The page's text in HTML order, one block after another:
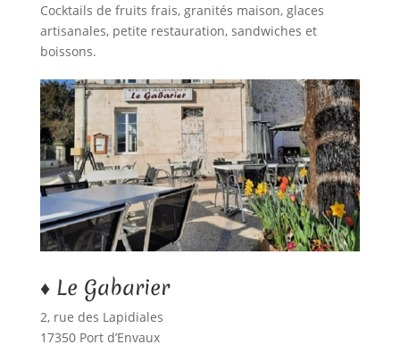
Cocktails de fruits frais, granités maison, glaces
artisanales, petite restauration, sandwiches et
boissons.
♦ Le Gabarier
2, rue des Lapidiales
17350 Port d’Envaux